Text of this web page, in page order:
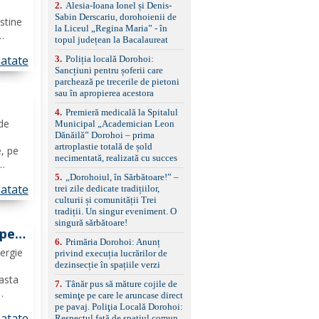
pe
schimbare bandă și
menținere bandă Faruri
bi-xenon adaptive cu
asistent fază lungă
automată , lumini de zi
LED, proiectoare ceață
LED, spălătoare faruri
față/spate, cameră
marșarier Keyless entry
& start, geamuri electrice
față/spate, oglinzi
electrice, încălzite și
rabatabile Sistem hands-
free, Bluetooth, USB
Sistem start/stop, frână
de parcare electrică,
anvelope vară runflat
filtru de particule,
standard Euro 6 Trapă
panoramică, geamuri
remorcare Bonus: -
Covorașe textile montate
pe mașină. -Ofer și un
2. Alesia-Ioana Ionel și Denis-
Sabin Derscariu, dorohoienii de
la Liceul „Regina Maria” - în
topul județean la Bacalaureat
3. Poliția locală Dorohoi:
Sancțiuni pentru șoferii care
parchează pe trecerile de pietoni
sau în apropierea acestora
4. Premieră medicală la Spitalul
Municipal „Academician Leon
Dănăilă” Dorohoi – prima
artroplastie totală de șold
necimentată, realizată cu succes
5.
„Dorohoiul, în Sărbătoare!” –
trei zile dedicate tradițiilor,
culturii și comunității Trei
tradiții. Un singur eveniment. O
singură sărbătoare!
6. Primăria Dorohoi: Anunț
privind execuția lucrărilor de
dezinsecție în spațiile verzi
7. Tânăr pus să măture cojile de
seminţe pe care le aruncase direct
pe pavaj. Poliţia Locală Dorohoi: